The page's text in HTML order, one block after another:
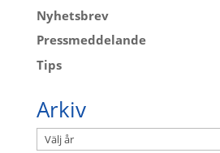
Nyhetsbrev
Pressmeddelande
Tips
Arkiv
Arkiv